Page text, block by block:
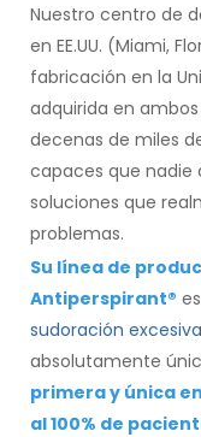
Nuestro centro de
en EE.UU. (Miami,
fabricación en la
adquirida en
decenas de miles
capaces que nadie
soluciones que
problemas.
Su línea de
Antiperspirant®
sudoración excesiva
absolutamente
primera y única
al 100% de